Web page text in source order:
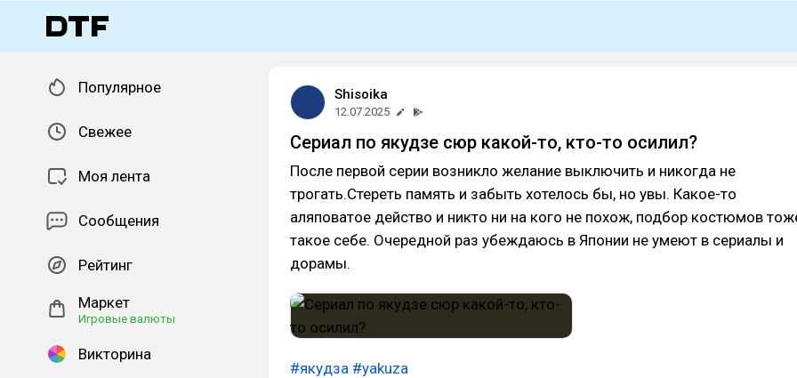
Популярное
Свежее
Моя лента
Сообщения
Рейтинг
Маркет
Игровые валюты
Викторина
Shisoika
12.07.2025
Сериал по якудзе сюр какой-то, кто-то осилил?
После первой серии возникло желание выключить и никогда не
трогать.Стереть память и забыть хотелось бы, но увы. Какое-то
аляповатое действо и никто ни на кого не похож, подбор костюмов
такое себе. Очередной раз убеждаюсь в Японии не умеют в сериалы и
дорамы.
#якудза #yakuza